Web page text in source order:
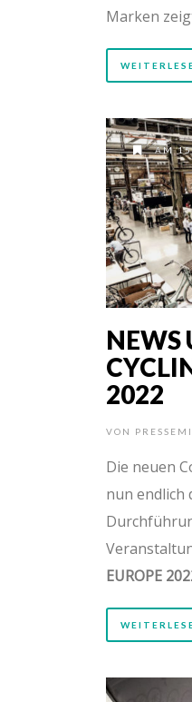
Marken
AM
NEWS
2022
VON
Die neuen
nun endlich
EUROPE